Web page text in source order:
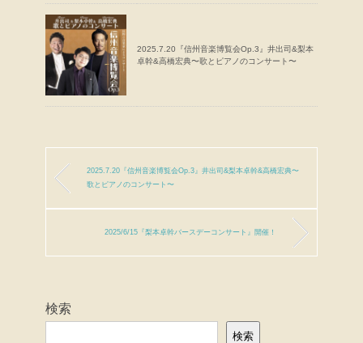
2025.7.20『信州音楽博覧会Op.3』井出司&梨本
卓幹&高橋宏典〜歌とピアノのコンサート〜
2025.7.20『信州音楽博覧会Op.3』井出司&梨本卓幹&高橋宏典〜
歌とピアノのコンサート〜
2025/6/15『梨本卓幹バースデーコンサート』開催！
検索
検索